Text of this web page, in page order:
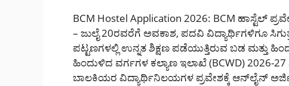
BCM Hostel Application 2026: BCM ಹಾಸ್ಟೆಲ್
– ಜುಲೈ 20ರವರೆಗೆ ಅವಕಾಶ, ಪದವಿ ವಿದ್ಯಾರ್ಥಿಗಳಿಗೂ
ಪಟ್ಟಣಗಳಲ್ಲಿ ಉನ್ನತ ಶಿಕ್ಷಣ ಪಡೆಯುತ್ತಿರುವ ಬಡ ಮತ್ತು
ಹಿಂದುಳಿದ ವರ್ಗಗಳ ಕಲ್ಯಾಣ ಇಲಾಖೆ (BCWD) 2026-
ಬಾಲಕಿಯರ ವಿದ್ಯಾರ್ಥಿನಿಲಯಗಳ ಪ್ರವೇಶಕ್ಕೆ ಆನ್‌ಲೈನ್